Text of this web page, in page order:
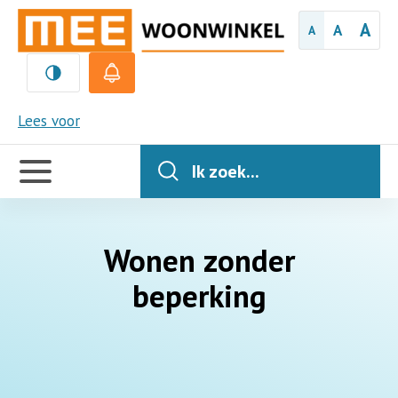
A A A
Lees voor
MEE
Handige
links
Ik zoek...
Wonen zonder
beperking